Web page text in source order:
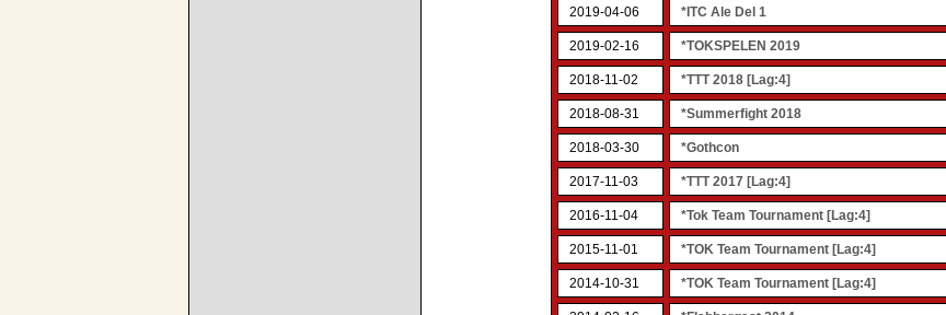
2019-04-06 *ITC Ale Del 1
2019-02-16 *TOKSPELEN 2019
2018-11-02 *TTT 2018 [Lag:4]
2018-08-31 *Summerfight 2018
2018-03-30 *Gothcon
2017-11-03 *TTT 2017 [Lag:4]
2016-11-04 *Tok Team Tournament [Lag:4]
2015-11-01 *TOK Team Tournament [Lag:4]
2014-10-31 *TOK Team Tournament [Lag:4]